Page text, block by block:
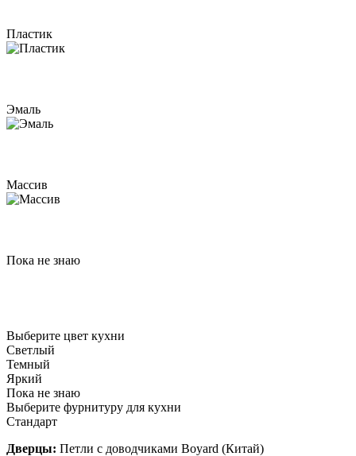
Пластик
Эмаль
Массив
Пока не знаю
Выберите цвет кухни
Светлый
Темный
Яркий
Пока не знаю
Выберите фурнитуру для кухни
Стандарт
Дверцы: Петли с доводчиками Boyard (Китай)